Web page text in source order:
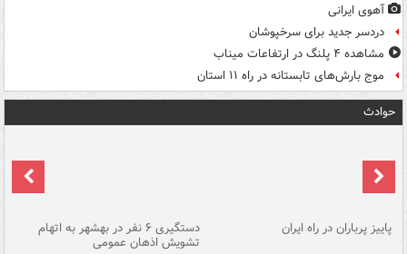
آهوی ایرانی
دردسر جدید برای سرخپوشان
مشاهده ۴ پلنگ در ارتفاعات میناب
موج بارش‌های تابستانه در راه ۱۱ استان
حوادث
پاییز پرباران در راه ایران دستگیری ۶ نفر در بهشهر به اتهام
تشویش اذهان عمومی